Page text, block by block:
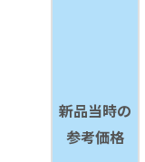
新品当時の
参考価格